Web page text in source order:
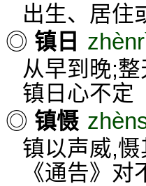
出生、居住
◎ 镇日
从早到晚;整
镇日心不定
◎ 镇慑
镇以声威,慑
《通告》